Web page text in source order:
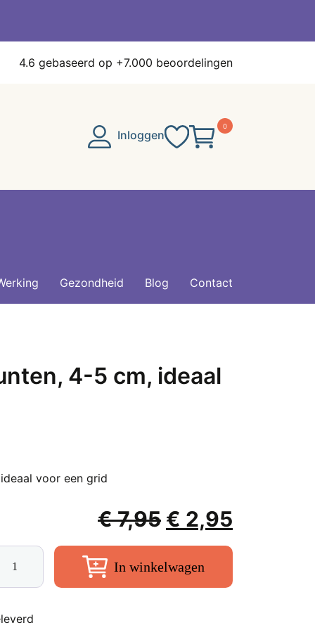
4.6 gebaseerd op +7.000 beoordelingen
Inloggen
0
Gezondheid Blog Contact
4-5 cm, ideaal
voor een grid
€7,95
prijs
was:
€ 7,95.
€ 2,95
€ 2,95.
In winkelwagen